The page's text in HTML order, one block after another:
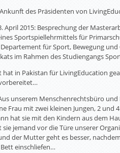
des Präsidenten von
April 2015: Besprechung der
Sportspiellehrmittels für
für Sport, Bewegung
im Rahmen des Studiengangs
hat in Pakistan für LivingEducation
unserem Menschenrechtsbüro und
Frau mit zwei kleinen Jungen, 2 und
hat sie mit den Kindern aus dem
sie jemand vor die Türe unserer
der Mutter geht es besser,
einschliefen…